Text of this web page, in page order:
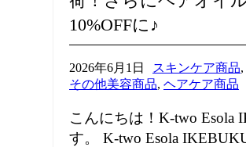
10%OFFに♪
2026年6月1日 スキンケア商品,
その他美容商品, ヘアケア商品
こんにちは！K-two Esola
す。 K-two Esola